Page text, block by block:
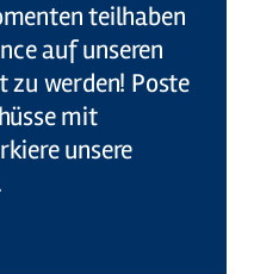
teilhaben
auf unseren
werden! Poste
mit
unsere